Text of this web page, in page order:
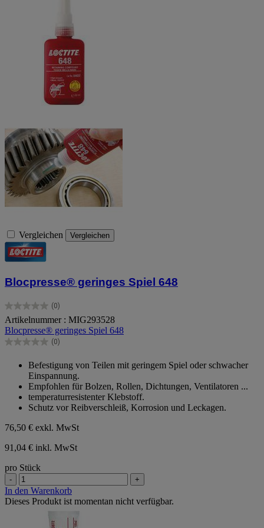
Vergleichen Vergleichen
Blocpresse® geringes Spiel 648
(0)
0.0
von
5
Sternen.
Artikelnummer : MIG293528
Blocpresse® geringes Spiel 648
(0)
0.0
Sternen.
Befestigung von Teilen mit geringem Spiel oder schwacher
Einspannung.
Empfohlen für Bolzen, Rollen, Dichtungen, Ventilatoren ...
temperaturresistenter Klebstoff.
Schutz vor Reibverschleiß, Korrosion und Leckagen.
76,50 € exkl. MwSt
91,04 € inkl. MwSt
pro Stück
- +
In den Warenkorb
Dieses Produkt ist momentan nicht verfügbar.